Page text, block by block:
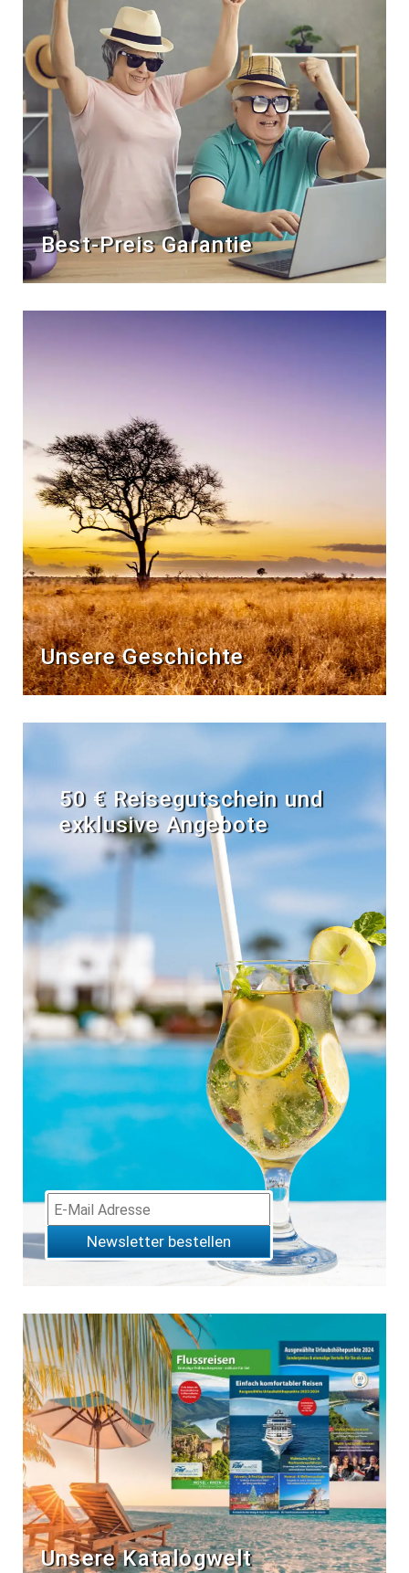
Best-Preis Garantie
Unsere Geschichte
50 € Reisegutschein und
exklusive Angebote
Newsletter bestellen
Unsere Katalogwelt